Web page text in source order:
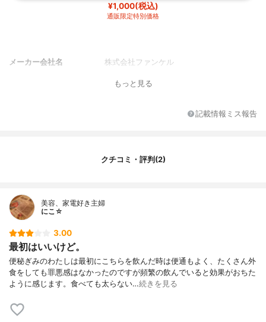
¥1,000(税込)
通販限定特別価格
メーカー会社名 株式会社ファンケル
もっと見る
記載情報ミス報告
クチコミ・評判(2)
美容、家電好き主婦
にこ☆
3.00
最初はいいけど。
便秘ぎみのわたしは最初にこちらを飲んだ時は便通もよく、たくさん外
食をしても罪悪感はなかったのですが頻繁の飲んでいると効果がおちた
ように感じます。食べても太らない…続きを見る